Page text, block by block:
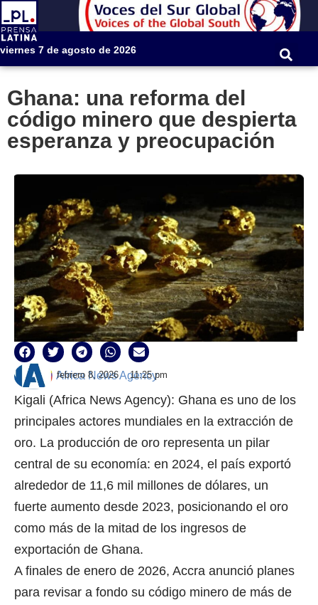
viernes 7 de agosto de 2026
Ghana: una reforma del
código minero que despierta
esperanza y preocupación
Africa News Agency
febrero 8, 2026 11:25 pm
Kigali (Africa News Agency): Ghana es uno de los
principales actores mundiales en la extracción de
oro. La producción de oro representa un pilar
central de su economía: en 2024, el país exportó
alrededor de 11,6 mil millones de dólares, un
fuerte aumento desde 2023, posicionando el oro
como más de la mitad de los ingresos de
exportación de Ghana.
A finales de enero de 2026, Accra anunció planes
para revisar a fondo su código minero de más de